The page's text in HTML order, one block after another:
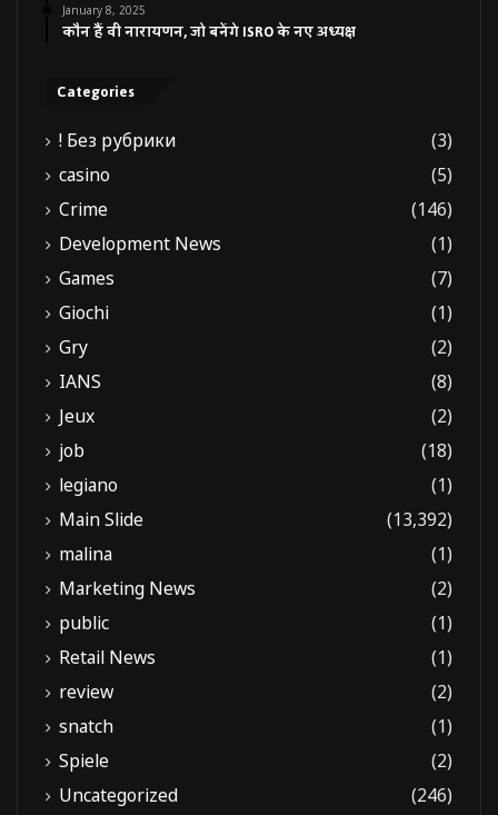
January 8, 2025
कौन हैं वी नारायणन, जो बनेंगे ISRO के नए अध्यक्ष
Categories
! Без рубрики
(3)
casino
(5)
Crime
(146)
Development News
(1)
Games
(7)
Giochi
(1)
Gry
(2)
IANS
(8)
Jeux
(2)
job
(18)
legiano
(1)
Main Slide
(13,392)
malina
(1)
Marketing News
(2)
public
(1)
Retail News
(1)
review
(2)
snatch
(1)
Spiele
(2)
Uncategorized
(246)